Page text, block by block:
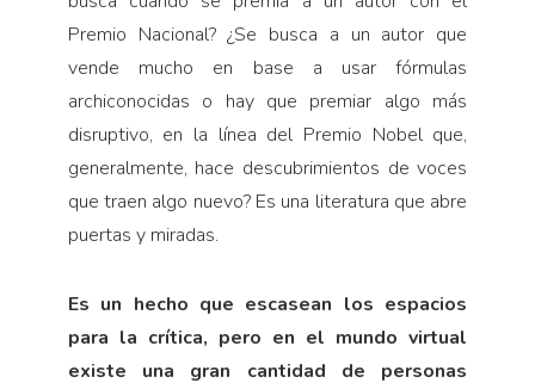
Premio Nacional? ¿Se busca a un autor que
vende mucho en base a usar fórmulas
archiconocidas o hay que premiar algo más
disruptivo, en la línea del Premio Nobel que,
generalmente, hace descubrimientos de voces
que traen algo nuevo? Es una literatura que abre
puertas y miradas.
Es un hecho que escasean los espacios
para la crítica, pero en el mundo virtual
existe una gran cantidad de personas